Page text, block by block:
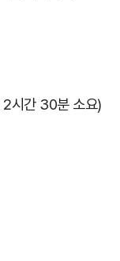
시간 30분 소요)